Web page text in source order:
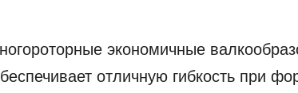
экономичные
отличную гибкость при